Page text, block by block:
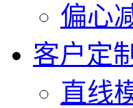
偏心
客户定
直线